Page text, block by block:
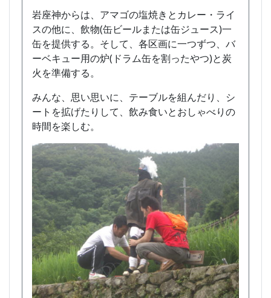
岩座神からは、アマゴの塩焼きとカレー・ライ
スの他に、飲物(缶ビールまたは缶ジュース)一
缶を提供する。そして、各区画に一つずつ、バ
ーベキュー用の炉(ドラム缶を割ったやつ)と炭
火を準備する。
みんな、思い思いに、テーブルを組んだり、シ
ートを拡げたりして、飲み食いとおしゃべりの
時間を楽しむ。